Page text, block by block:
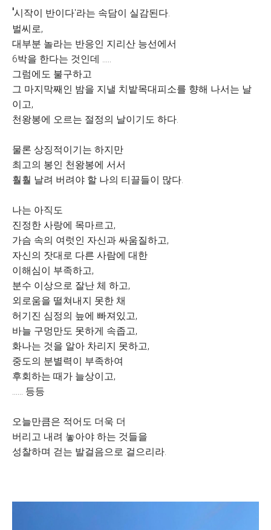
'시작이 반이다'라는 속담이 실감된다.
벌씨로,
대부분 놀라는 반응인 지리산 능선에서
6박을 한다는 것인데 .....
그럼에도 불구하고
그 마지막째인 밤을 지낼 치밭목대피소를 향해 나서는 날
이고,
천왕봉에 오르는 절정의 날이기도 하다.
물론 상징적이기는 하지만
최고의 봉인 천왕봉에 서서
훨훨 날려 버려야 할 나의 티끌들이 많다.
나는 아직도
진정한 사랑에 목마르고,
가슴 속의 여럿인 자신과 싸움질하고,
자신의 잣대로 다른 사람에 대한
이해심이 부족하고,
분수 이상으로 잘난 체 하고,
외로움을 떨쳐내지 못한 채
허기진 심정의 늪에 빠져있고,
바늘 구멍만도 못하게 속좁고,
화나는 것을 알아 차리지 못하고,
중도의 분별력이 부족하여
후회하는 때가 늘상이고,
...... 등등
오늘만큼은 적어도 더욱 더
버리고 내려 놓아야 하는 것들을
성찰하며 걷는 발걸음으로 걸으리라.